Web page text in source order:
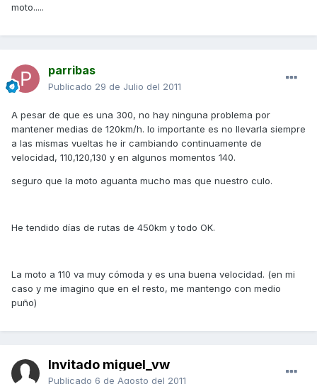
moto.....
parribas
Publicado 29 de Julio del 2011
A pesar de que es una 300, no hay ninguna problema por
mantener medias de 120km/h. lo importante es no llevarla siempre
a las mismas vueltas he ir cambiando continuamente de
velocidad, 110,120,130 y en algunos momentos 140.
seguro que la moto aguanta mucho mas que nuestro culo.
He tendido días de rutas de 450km y todo OK.
La moto a 110 va muy cómoda y es una buena velocidad. (en mi
caso y me imagino que en el resto, me mantengo con medio
puño)
Invitado miguel_vw
Publicado 6 de Agosto del 2011